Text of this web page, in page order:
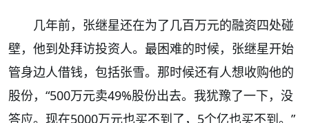
几年前，张继星还在为了几百万元的融资四处碰
壁，他到处拜访投资人。最困难的时候，张继星开始
管身边人借钱，包括张雪。那时候还有人想收购他的
股份，“500万元卖49%股份出去。我犹豫了一下，没
答应。现在5000万元也买不到了，5个亿也买不到。”